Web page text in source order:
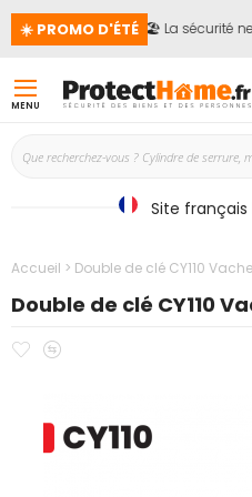
☀️ PROMO D'ÉTÉ🏖️ La sécurité ne
MENU
Site français
Accueil Double de clé CY110
Double de clé CY110
Ajouter